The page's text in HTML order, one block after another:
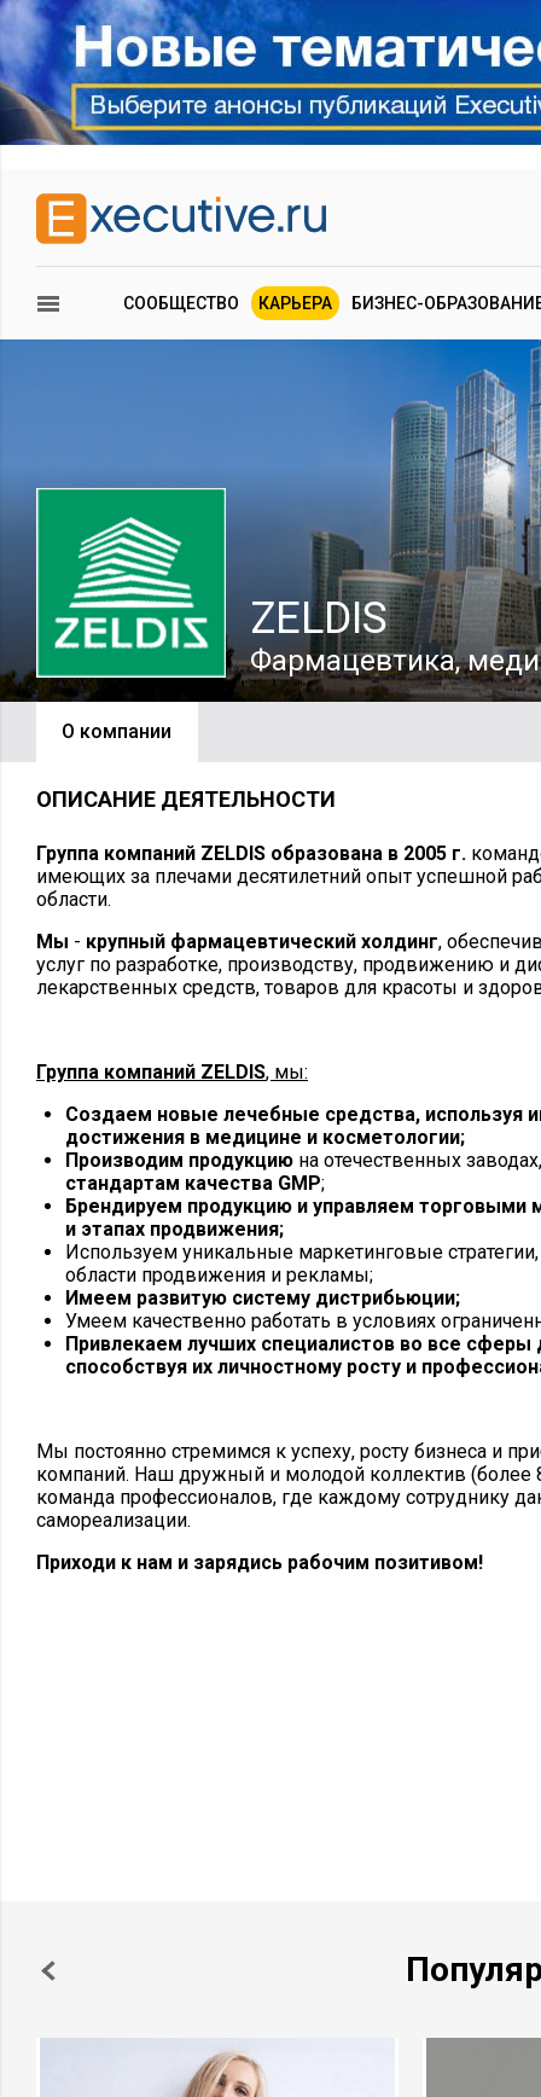
СООБЩЕСТВО КАРЬЕРА БИЗНЕС-
ZELDIS
Фармацевтика,
О компании
ОПИСАНИЕ ДЕЯТЕЛЬНОСТИ
Группа компаний ZELDIS образована в 2005 г.
имеющих за плечами десятилетний опыт успешной
области.
Мы - крупный фармацевтический холдинг,
услуг по разработке, производству, продвижению и
лекарственных средств, товаров для красоты и
Группа компаний ZELDIS, мы:
Создаем новые лечебные средства, используя
достижения в медицине и косметологии;
Производим продукцию на отечественных
стандартам качества GMP;
Брендируем продукцию и управляем торговыми
и этапах продвижения;
Используем уникальные маркетинговые
области продвижения и рекламы;
Имеем развитую систему дистрибьюции;
Умеем качественно работать в условиях
Привлекаем лучших специалистов во все сферы
способствуя их личностному росту и
Мы постоянно стремимся к успеху, росту бизнеса и
компаний. Наш дружный и молодой коллектив (более
команда профессионалов, где каждому сотруднику
самореализации.
Приходи к нам и зарядись рабочим позитивом!